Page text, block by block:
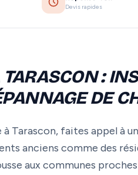
Devis rapides
:
DE
Tarascon, faites appel à
anciens comme des
aux communes